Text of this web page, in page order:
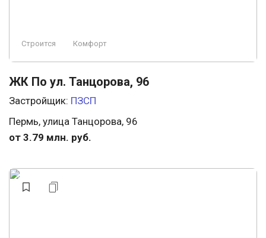
Строится Комфорт
ЖК По ул. Танцорова, 96
Застройщик: ПЗСП
Пермь, улица Танцорова, 96
от 3.79 млн. руб.